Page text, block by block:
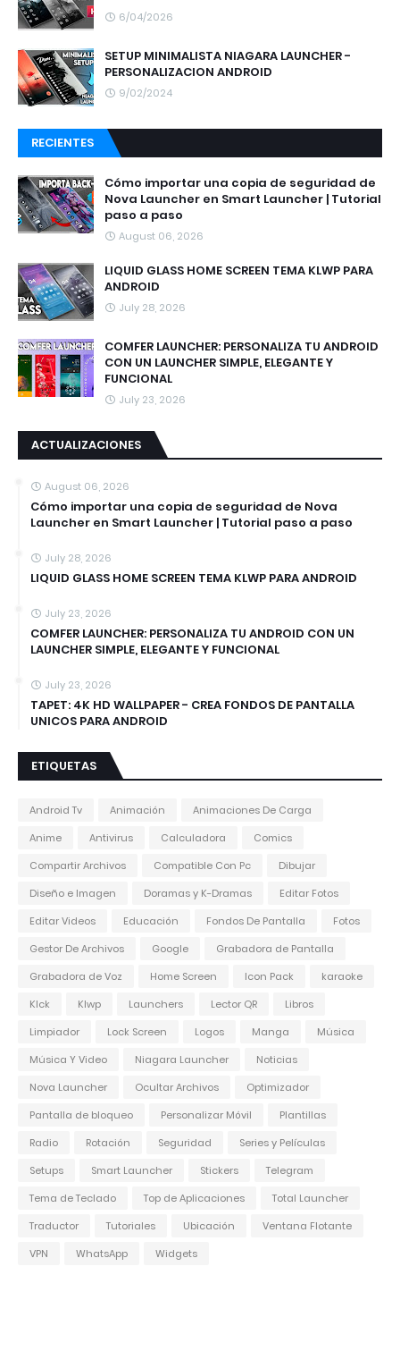
6/04/2026
SETUP MINIMALISTA NIAGARA LAUNCHER -
PERSONALIZACION ANDROID
9/02/2024
RECIENTES
Cómo importar una copia de seguridad de
Nova Launcher en Smart Launcher | Tutorial
paso a paso
August 06, 2026
LIQUID GLASS HOME SCREEN TEMA KLWP PARA
ANDROID
July 28, 2026
COMFER LAUNCHER: PERSONALIZA TU ANDROID
CON UN LAUNCHER SIMPLE, ELEGANTE Y
FUNCIONAL
July 23, 2026
ACTUALIZACIONES
August 06, 2026
Cómo importar una copia de seguridad de Nova
Launcher en Smart Launcher | Tutorial paso a paso
July 28, 2026
LIQUID GLASS HOME SCREEN TEMA KLWP PARA ANDROID
July 23, 2026
COMFER LAUNCHER: PERSONALIZA TU ANDROID CON UN
LAUNCHER SIMPLE, ELEGANTE Y FUNCIONAL
July 23, 2026
TAPET: 4K HD WALLPAPER - CREA FONDOS DE PANTALLA
UNICOS PARA ANDROID
ETIQUETAS
Android Tv Animación
Animaciones De Carga
Anime
Antivirus Calculadora
Comics
Compartir Archivos
Compatible Con Pc
Dibujar
Diseño e Imagen
Doramas y K-Dramas
Editar Fotos
Editar Videos
Educación Fondos De Pantalla
Fotos
Gestor De Archivos
Google
Grabadora de Pantalla
Grabadora de Voz
Home Screen Icon Pack
karaoke
Klck
Klwp Launchers Lector QR
Libros
Limpiador
Lock Screen Logos Manga
Música
Música Y Video
Niagara Launcher
Noticias
Nova Launcher
Ocultar Archivos
Optimizador
Pantalla de bloqueo
Personalizar Móvil
Plantillas
Radio
Rotación Seguridad
Series y Películas
Setups
Smart Launcher Stickers
Telegram
Tema de Teclado
Top de Aplicaciones
Total Launcher
Traductor
Tutoriales Ubicación
Ventana Flotante
VPN
WhatsApp Widgets